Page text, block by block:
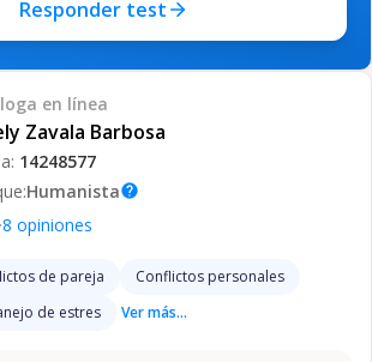
Responder test
en línea
Zavala Barbosa
14248577
Humanistahelp
·8 opiniones
de pareja
Conflictos personales
de estres Ver más...